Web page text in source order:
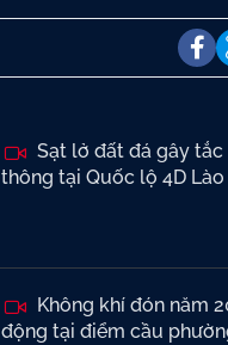
Sạt lở đất đá gây tắc
thông tại Quốc lộ 4D Lào
Không khí đón năm
động tại điểm cầu